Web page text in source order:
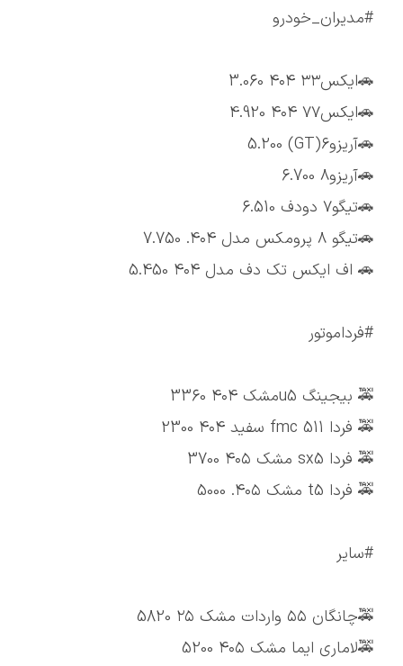
#مدیران_خودرو
🚗ایکس۳۳ ۴۰۴ 3.060
🚗ایکس۷۷ ۴۰۴ 4.920
🚗آریزو۶(GT) 5.200
🚗آریزو۸ 6.700
🚗تیگو۷ دودف 6.510
🚗تیگو ۸ پرومکس مدل ۴۰۴. 7.750
🚗 اف ایکس تک دف مدل ۴۰۴ 5.450
#فرداموتور
🚕 بیجینگ u5مشک ۴۰۴ 3360
🚕 فردا fmc 511 سفید ۴۰۴ 2300
🚕 فردا sx5 مشک ۴۰۵ 3700
🚕 فردا t5 مشک ۴۰۵. 5000
#سایر
🚕چانگان ۵۵ واردات مشک ۲۵ 5820
🚕لاماری ایما مشک ۴۰۵ 5200